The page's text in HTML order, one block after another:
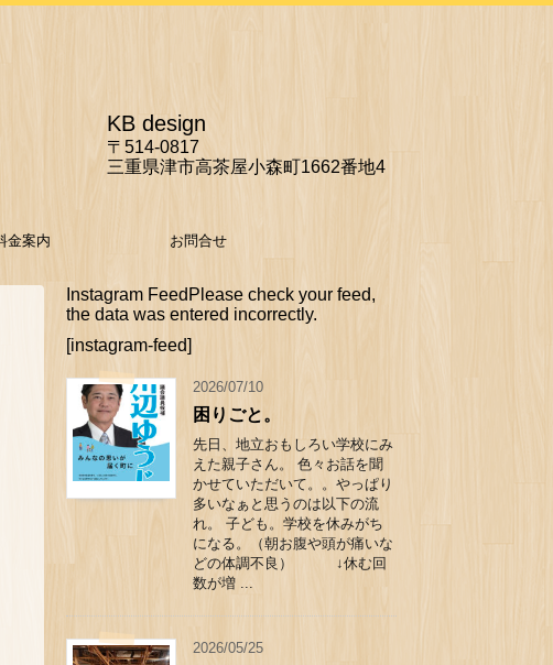
KB design
〒514-0817
三重県津市高茶屋小森町1662番地4
金案内 お問合せ
Instagram FeedPlease check your feed,
the data was entered incorrectly.
[instagram-feed]
2026/07/10
困りごと。
先日、地立おもしろい学校にみ
えた親子さん。 色々お話を聞
かせていただいて。。やっぱり
多いなぁと思うのは以下の流
れ。 子ども。学校を休みがち
になる。（朝お腹や頭が痛いな
どの体調不良） ↓休む回
数が増 ...
2026/05/25